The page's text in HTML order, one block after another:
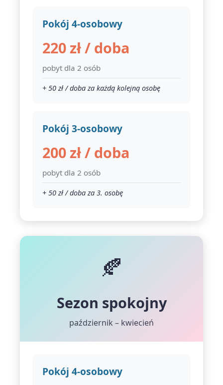
Pokój 4-osobowy
220 zł / doba
pobyt dla 2 osób
+ 50 zł / doba za każdą kolejną osobę
Pokój 3-osobowy
200 zł / doba
pobyt dla 2 osób
+ 50 zł / doba za 3. osobę
🍂
Sezon spokojny
październik – kwiecień
Pokój 4-osobowy